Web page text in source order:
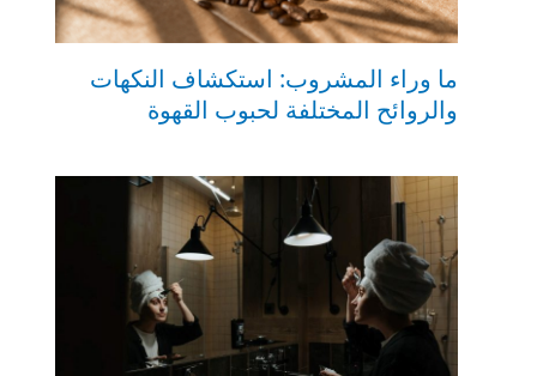
ما وراء المشروب: استكشاف النكهات
والروائح المختلفة لحبوب القهوة